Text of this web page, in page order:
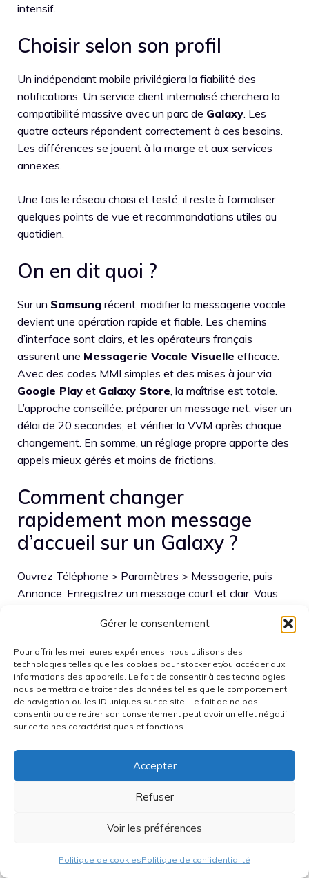
Gérer le consentement
Pour offrir les meilleures expériences, nous utilisons des
technologies telles que les cookies pour stocker et/ou accéder aux
informations des appareils. Le fait de consentir à ces technologies
nous permettra de traiter des données telles que le comportement
de navigation ou les ID uniques sur ce site. Le fait de ne pas
consentir ou de retirer son consentement peut avoir un effet négatif
sur certaines caractéristiques et fonctions.
Accepter
Refuser
Voir les préférences
Politique de cookiesPolitique de confidentialité
intensif.
Choisir selon son profil
Un indépendant mobile privilégiera la fiabilité des
notifications. Un service client internalisé cherchera la
compatibilité massive avec un parc de Galaxy . Les
quatre acteurs répondent correctement à ces besoins.
Les différences se jouent à la marge et aux services
annexes.
Une fois le réseau choisi et testé, il reste à formaliser
quelques points de vue et recommandations utiles au
quotidien.
On en dit quoi ?
Sur un Samsung récent, modifier la messagerie vocale
devient une opération rapide et fiable. Les chemins
d’interface sont clairs, et les opérateurs français
assurent une Messagerie Vocale Visuelle efficace.
Avec des codes MMI simples et des mises à jour via
Google Play et Galaxy Store , la maîtrise est totale.
L’approche conseillée: préparer un message net, viser un
délai de 20 secondes, et vérifier la VVM après chaque
changement. En somme, un réglage propre apporte des
appels mieux gérés et moins de frictions.
Comment changer
rapidement mon message
d’accueil sur un Galaxy ?
Ouvrez Téléphone > Paramètres > Messagerie, puis
Annonce. Enregistrez un message court et clair. Vous
(Bouygues Telecom) ou 666 (Free Mobile) pour le faire
Pourquoi la Messagerie Vocale
Visuelle n’apparaît pas ?
opérateur, puis mettez à jour via Google Play et Galaxy
Store. Redémarrez ensuite le smartphone.
Comment rallonger le délai
messagerie ?